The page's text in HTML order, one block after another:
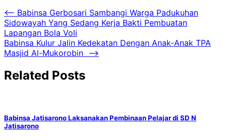
Navigasi
pos
⟵ Babinsa Gerbosari Sambangi Warga Padukuhan
Sidowayah Yang Sedang Kerja Bakti Pembuatan
Lapangan Bola Voli
Babinsa Kulur Jalin Kedekatan Dengan Anak-Anak TPA
Masjid Al-Mukorobin ⟶
Related Posts
Babinsa Jatisarono Laksanakan Pembinaan Pelajar di SD N
Jatisarono